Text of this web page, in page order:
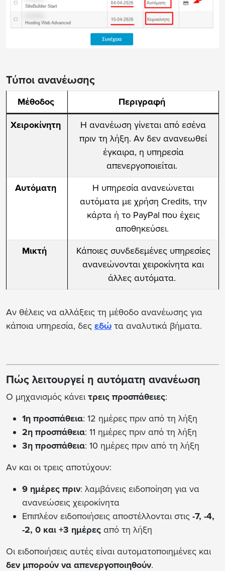
Τύποι ανανέωσης
Μέθοδος Περιγραφή
Χειροκίνητη
Η ανανέωση γίνεται από εσένα
πριν τη λήξη. Αν δεν ανανεωθεί
έγκαιρα, η υπηρεσία
απενεργοποιείται.
Αυτόματη
Η υπηρεσία ανανεώνεται
αυτόματα με χρήση Credits, την
κάρτα ή το PayPal που έχεις
αποθηκεύσει.
Μικτή
Κάποιες συνδεδεμένες υπηρεσίες
ανανεώνονται χειροκίνητα και
άλλες αυτόματα.
Αν θέλεις να αλλάξεις τη μέθοδο ανανέωσης για
κάποια υπηρεσία, δες εδώ τα αναλυτικά βήματα.
Πώς λειτουργεί η αυτόματη ανανέωση
Ο μηχανισμός κάνει τρεις προσπάθειες:
1η προσπάθεια: 12 ημέρες πριν από τη λήξη
2η προσπάθεια: 11 ημέρες πριν από τη λήξη
3η προσπάθεια: 10 ημέρες πριν από τη λήξη
Αν και οι τρεις αποτύχουν:
9 ημέρες πριν: λαμβάνεις ειδοποίηση για να
ανανεώσεις χειροκίνητα
Επιπλέον ειδοποιήσεις αποστέλλονται στις -7, -4,
-2, 0 και +3 ημέρες από τη λήξη
Οι ειδοποιήσεις αυτές είναι αυτοματοποιημένες και
δεν μπορούν να απενεργοποιηθούν.